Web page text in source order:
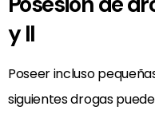
y II
Poseer incluso
siguientes drogas